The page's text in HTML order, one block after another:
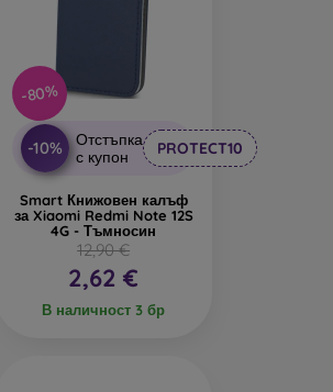
-80%
-10%
Отстъпка
с купон
PROTECT10
Smart Книжовен калъф
за Xiaomi Redmi Note 12S
4G - Тъмносин
12,90 €
2,62 €
В наличност 3 бр